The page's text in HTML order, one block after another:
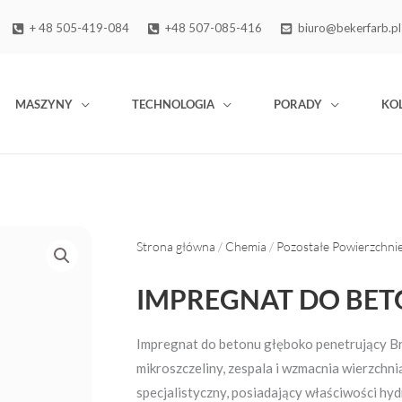
+ 48 505-419-084 +48 507-085-416 biuro@bekerfarb.pl
MASZYNY TECHNOLOGIA PORADY
Strona główna / Chemia / Pozostałe
IMPREGNAT DO
Impregnat do betonu głęboko penetrujący
mikroszczeliny, zespala i wzmacnia
specjalistyczny, posiadający właściwości